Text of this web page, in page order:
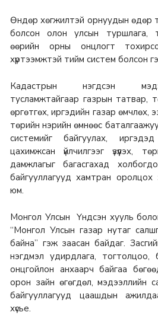
Өндөр хөгжилтэй орнуудын өдөр
болсон олон улсын туршлага,
өөрийн орны онцлогт
хүртээмжтэй тийм систем болсон
Кадастрын нэгдсэн
тусламжтайгаар газрын татвар,
өргөтгөх, иргэдийн газар өмчлөх,
төрийн нэрийн өмнөөс
системийг байгуулах, иргэдэд
цахимжсан үйлчилгээг үзүүлэх,
дамжлагыг багасгахад
байгууллагууд хамтран оролцох
юм.
Монгол Улсын Үндсэн хууль
“Монгол Улсын газар нутаг
байна” гэж заасан байдаг.
нэгдмэл удирдлага, тогтолцоо,
онцгойлон анхаарч байгаа
орон зайн өгөгдөл, мэдээллийн
байгууллагууд цаашдын
хүсье.